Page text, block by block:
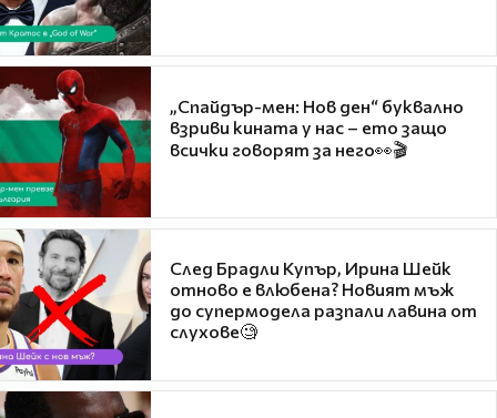
„Спайдър-мен: Нов ден“ буквално
взриви кината у нас – ето защо
всички говорят за него👀🎬
След Брадли Купър, Ирина Шейк
отново е влюбена? Новият мъж
до супермодела разпали лавина от
слухове🧐